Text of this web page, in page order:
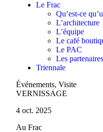
Le Frac
Qu’est-ce
L’architecture
L’équipe
Le café
Le PAC
Les
Triennale
Événements, Visite
VERNISSAGE
4 oct. 2025
Au Frac